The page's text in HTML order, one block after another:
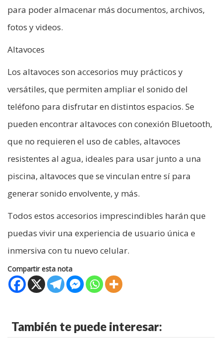
para poder almacenar más documentos, archivos,
fotos y videos.
Altavoces
Los altavoces son accesorios muy prácticos y
versátiles, que permiten ampliar el sonido del
teléfono para disfrutar en distintos espacios. Se
pueden encontrar altavoces con conexión Bluetooth,
que no requieren el uso de cables, altavoces
resistentes al agua, ideales para usar junto a una
piscina, altavoces que se vinculan entre sí para
generar sonido envolvente, y más.
Todos estos accesorios imprescindibles harán que
puedas vivir una experiencia de usuario única e
inmersiva con tu nuevo celular.
Compartir esta nota
También te puede interesar: